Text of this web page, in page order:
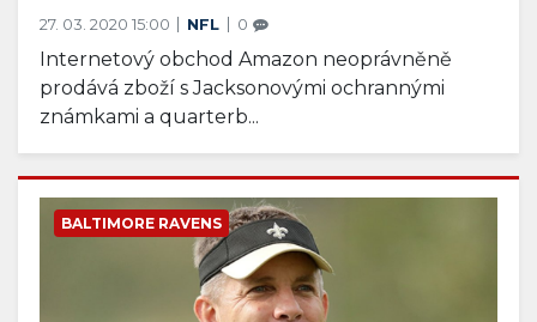
27. 03. 2020 15:00 NFL 0
Internetový obchod Amazon neoprávněně
prodává zboží s Jacksonovými ochrannými
známkami a quarterb...
BALTIMORE RAVENS